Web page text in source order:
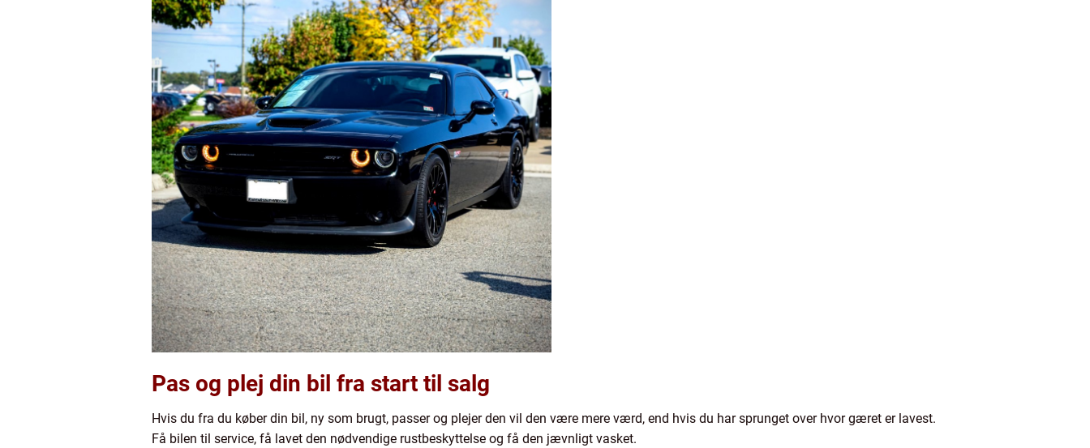
Pas og plej din bil fra start til salg
Hvis du fra du køber din bil, ny som brugt, passer og plejer den vil den være mere værd, end hvis du har sprunget over hvor gæret er lavest.
Få bilen til service, få lavet den nødvendige rustbeskyttelse og få den jævnligt vasket.